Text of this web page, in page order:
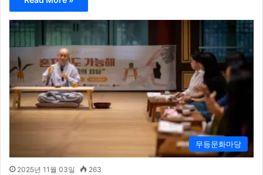
무등문화마당
2025년 11월 03일 263